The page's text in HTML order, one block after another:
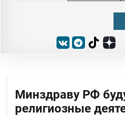
Минздраву РФ
религиозные